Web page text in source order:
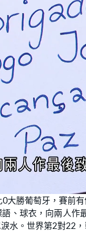
大勝葡萄牙，賽前
、球衣，向兩人
水。世界第2對22